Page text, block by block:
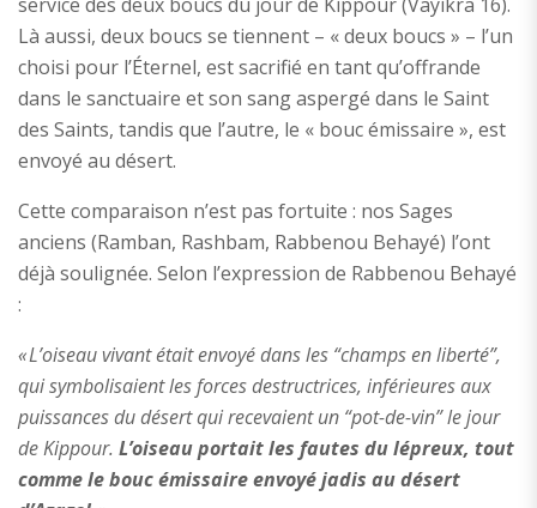
Là aussi, deux boucs se tiennent – « deux boucs » – l’un
choisi pour l’Éternel, est sacrifié en tant qu’offrande
dans le sanctuaire et son sang aspergé dans le Saint
des Saints, tandis que l’autre, le « bouc émissaire », est
envoyé au désert.
Cette comparaison n’est pas fortuite : nos Sages
anciens (Ramban, Rashbam, Rabbenou Behayé) l’ont
déjà soulignée. Selon l’expression de Rabbenou Behayé
:
« L’oiseau vivant était envoyé dans les “champs en liberté”,
qui symbolisaient les forces destructrices, inférieures aux
puissances du désert qui recevaient un “pot-de-vin” le jour
de Kippour. L’oiseau portait les fautes du lépreux, tout
comme le bouc émissaire envoyé jadis au désert